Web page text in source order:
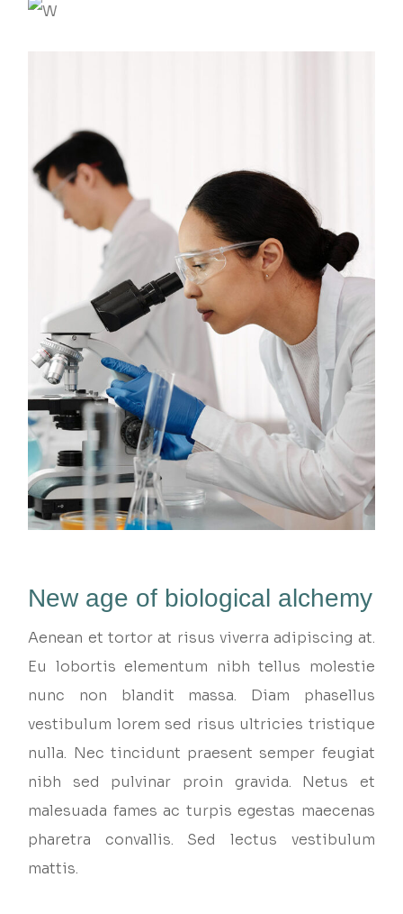
New age of biological alchemy
Aenean et tortor at risus viverra adipiscing at.
Eu lobortis elementum nibh tellus molestie
nunc non blandit massa. Diam phasellus
vestibulum lorem sed risus ultricies tristique
nulla. Nec tincidunt praesent semper feugiat
nibh sed pulvinar proin gravida. Netus et
malesuada fames ac turpis egestas maecenas
pharetra convallis. Sed lectus vestibulum
mattis.